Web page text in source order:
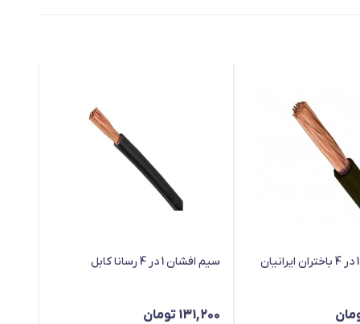
سیم افشان 1 در 4 رسانا کابل
131,200 تومان